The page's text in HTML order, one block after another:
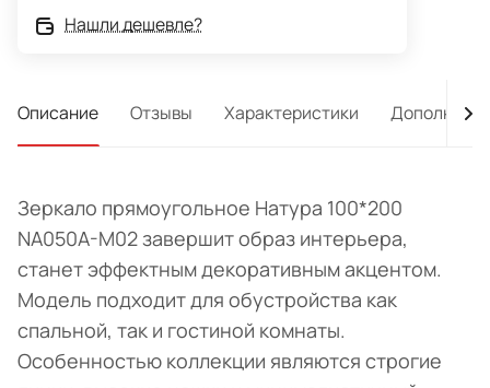
Нашли дешевле?
Описание Отзывы Характеристики
Зеркало прямоугольное Натура 100*200
NA050A-M02 завершит образ интерьера,
станет эффектным декоративным акцентом.
Модель подходит для обустройства как
спальной, так и гостиной комнаты.
Особенностью коллекции являются строгие